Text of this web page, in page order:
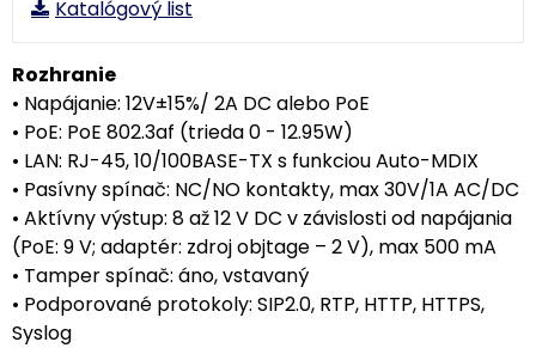
Katalógový list
Rozhranie
• Napájanie: 12V±15%/ 2A DC alebo PoE
• PoE: PoE 802.3af (trieda 0 - 12.95W)
• LAN: RJ-45, 10/100BASE-TX s funkciou Auto-MDIX
• Pasívny spínač: NC/NO kontakty, max 30V/1A AC/DC
• Aktívny výstup: 8 až 12 V DC v závislosti od napájania
(PoE: 9 V; adaptér: zdroj objtage – 2 V), max 500 mA
• Tamper spínač: áno, vstavaný
• Podporované protokoly: SIP2.0, RTP, HTTP, HTTPS,
Syslog